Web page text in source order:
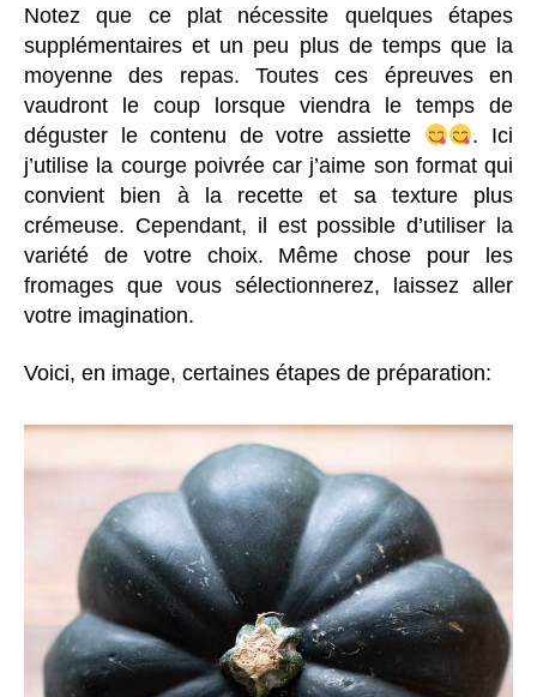
Notez que ce plat nécessite quelques étapes
supplémentaires et un peu plus de temps que la
moyenne des repas. Toutes ces épreuves en
vaudront le coup lorsque viendra le temps de
déguster le contenu de votre assiette
. Ici
j’utilise la courge poivrée car j’aime son format qui
convient bien à la recette et sa texture plus
crémeuse. Cependant, il est possible d’utiliser la
variété de votre choix. Même chose pour les
fromages que vous sélectionnerez, laissez aller
votre imagination.
Voici, en image, certaines étapes de préparation: